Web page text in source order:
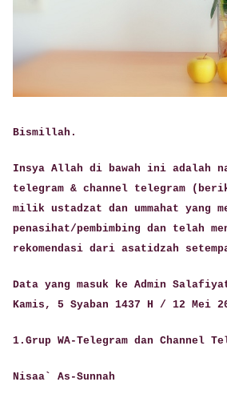
Bismillah.
Insya Allah di bawah ini adalah
telegram & channel telegram
milik ustadzat dan ummahat yang
penasihat/pembimbing dan telah
rekomendasi dari asatidzah
Data yang masuk ke Admin
Kamis, 5 Syaban 1437 H / 12 Mei
1.Grup WA-Telegram dan Channel
Nisaa` As-Sunnah